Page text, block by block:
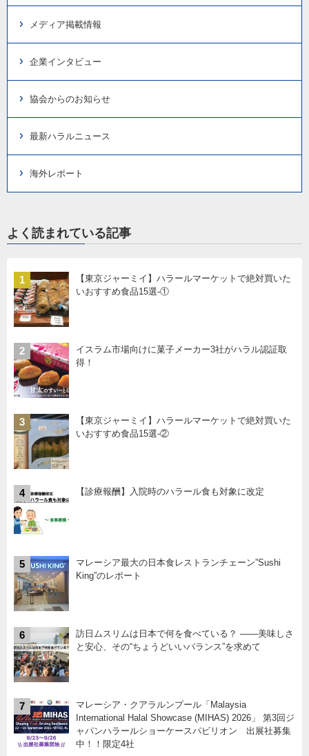
メディア掲載情報
企業インタビュー
協会からのお知らせ
最新ハラルニュース
海外レポート
よく読まれている記事
1
【東京ジャーミイ】ハラールマーケットで絶対買いた
いおすすめ食品15選-①
2
イスラム市場向けに菓子メーカー3社がハラル認証取
得！
3
【東京ジャーミイ】ハラールマーケットで絶対買いた
いおすすめ食品15選-②
4 【診療報酬】入院時のハラール食も対象に改定
5
マレーシア最大の日本食レストランチェーン”Sushi
King”のレポート
6
訪日ムスリムは日本で何を食べている？ ――美味しさ
と安心、その“ちょうどいいバランス”を求めて
7
マレーシア・クアラルンプール「Malaysia
International Halal Showcase (MIHAS) 2026」 第3回ジ
ャパンハラールショーケースパビリオン 出展社募集
中！！限定4社